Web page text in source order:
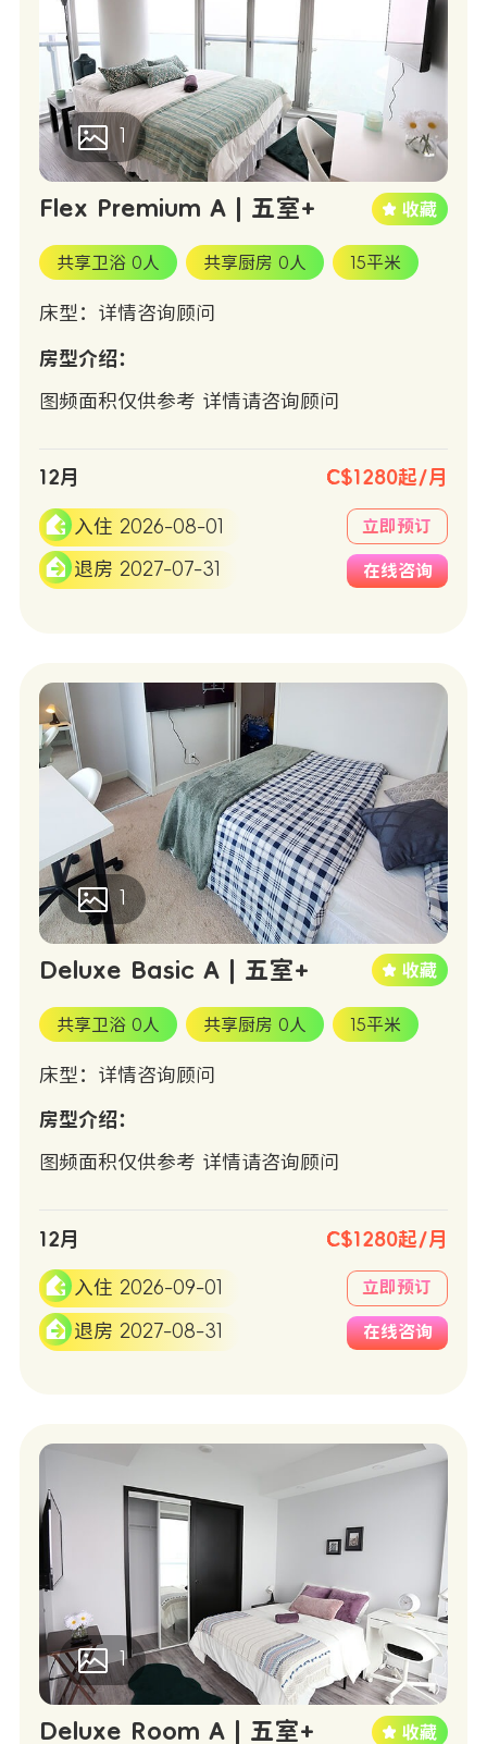
Flex Premium A | 五室+
共享卫浴 0人 共享厨房 0人 15平米
床型：详情咨询顾问
房型介绍：
图频面积仅供参考 详情请咨询顾问
12月 C$1280起/月
入住 2026-08-01
退房 2027-07-31
立即预订
在线咨询
1
Deluxe Basic A | 五室+
共享卫浴 0人 共享厨房 0人 15平米
床型：详情咨询顾问
房型介绍：
图频面积仅供参考 详情请咨询顾问
12月 C$1280起/月
入住 2026-09-01
退房 2027-08-31
立即预订
在线咨询
1
Deluxe Room A | 五室+